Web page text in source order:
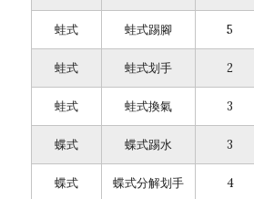
蛙式 蛙式踢腳 5
蛙式 蛙式划手 2
蛙式 蛙式換氣 3
蝶式 蝶式踢水 3
蝶式 蝶式分解划手 4